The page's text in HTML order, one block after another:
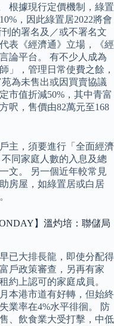
根據現行定價機制，綠置
，因此綠置居2022將會
的署名及／或不署名文
表《經濟通》立場，《經
論平台。 有不少人成為
」，管理日常使費之餘，
為未售出或因買賣協議
市值折減50%，其中青富
呎，售價由82萬元至168
主，須要進行「全面經濟
同家庭人數的入息及總
文。 另一個近年較常見
房屋，如綠置居或白居
】溫灼培：聯儲局
已大排長龍，即使分配得
戶政策審查，另再有家
約上認可的家庭成員。
本港市道有好轉，但始終
業率在4%水平徘徊。 防
、飲食業大受打擊，中低